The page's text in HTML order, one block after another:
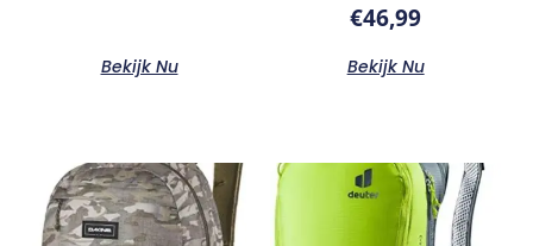
Bekijk Nu
€46,99
Bekijk Nu